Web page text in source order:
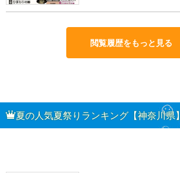
閲覧履歴をもっと見る
夏の人気夏祭りランキング【神奈川県】